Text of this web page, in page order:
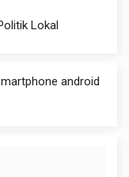
Lokal
android